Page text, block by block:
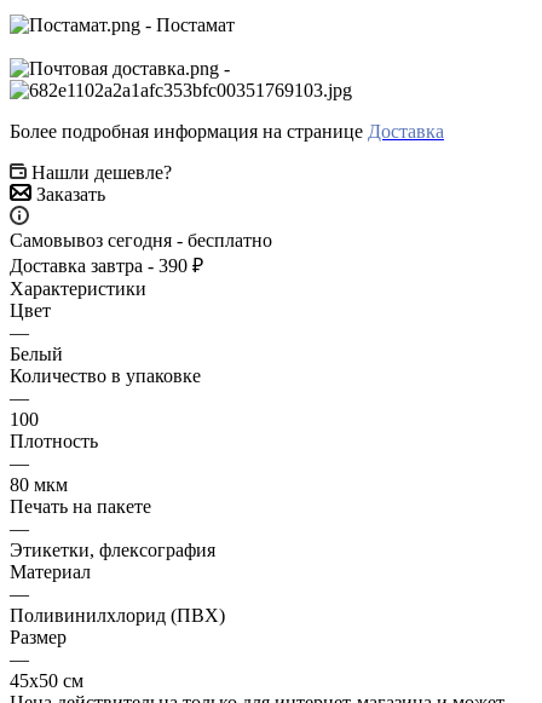
- Постамат
-
Более подробная информация на странице Доставка
Нашли дешевле?
Заказать
Самовывоз сегодня - бесплатно
Доставка завтра - 390 ₽
Характеристики
Цвет
—
Белый
Количество в упаковке
—
100
Плотность
—
80 мкм
Печать на пакете
—
Этикетки, флексография
Материал
—
Поливинилхлорид (ПВХ)
Размер
—
45х50 см